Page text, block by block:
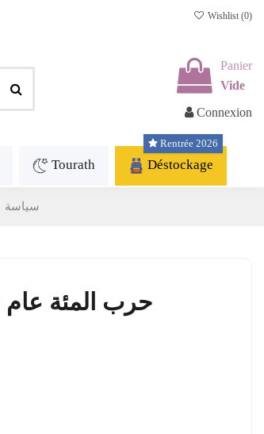
Wishlist (0)
Panier
Vide
Connexion
Tourath Déstockage
Rentrée 2026
Politique - سياسة
حرب المئة عام